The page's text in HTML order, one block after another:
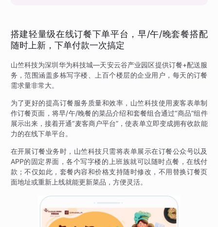
搭建轻量级在线订餐下单平台，早/午/晚套餐搭配
随时上新，下单付款一次搞定
山竺科技为深圳华为科技城—天安云谷产业园区提供订餐+配送服
务，范围涵盖多栋写字楼、上百个楼层的企业用户，每天的订餐
需求量非常大。
为了更好的提高订餐服务质量和效率，山竺科技使用麦客表单制
作订餐页面，将早/午/晚餐的菜品介绍和套餐组合通过“商品”组件
展示出来，接着开通“麦客商户平台”，使表单立即变成拥有收款能
力的在线下单平台。
在开展订餐业务时，山竺科技只需将表单展示在订餐公众号以及
APP的固定界面，各个写字楼的上班族就可以随时点餐，在线付
款；不仅如此，套餐内容和价格支持随时修改，不用替换订餐页
面地址或重新上线就能更新菜品，方便灵活。